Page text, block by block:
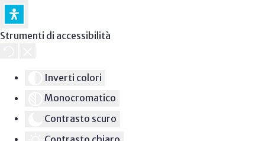
Strumenti di accessibilità
Inverti colori
Monocromatico
Contrasto scuro